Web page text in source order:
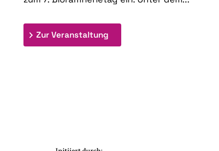
Zur Veranstaltung